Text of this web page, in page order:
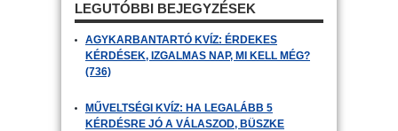
LEGUTÓBBI BEJEGYZÉSEK
AGYKARBANTARTÓ KVÍZ: ÉRDEKES
KÉRDÉSEK, IZGALMAS NAP, MI KELL MÉG?
(736)
MŰVELTSÉGI KVÍZ: HA LEGALÁBB 5
KÉRDÉSRE JÓ A VÁLASZOD, BÜSZKE